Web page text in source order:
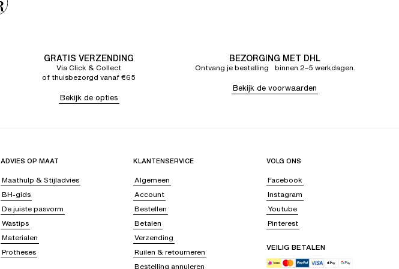
GRATIS VERZENDING
Via Click & Collect
of thuisbezorgd vanaf €65
Bekijk de opties
BEZORGING MET DHL
Ontvang je bestelling binnen 2–5 werkdagen.
Bekijk de voorwaarden
ADVIES OP MAAT
Maathulp & Stijladvies
BH-gids
De juiste pasvorm
Wastips
Materialen
Protheses
KLANTENSERVICE
Algemeen
Account
Bestellen
Betalen
Verzending
Ruilen & retourneren
Bestelling annuleren
VOLG ONS
Facebook
Instagram
Youtube
Pinterest
VEILIG BETALEN